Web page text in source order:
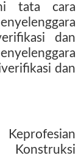
tata cara
dan
dan